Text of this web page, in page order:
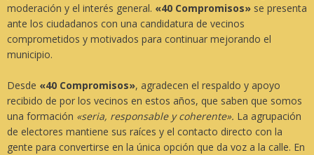
moderación y el interés general. «40 Compromisos» se presenta
ante los ciudadanos con una candidatura de vecinos
comprometidos y motivados para continuar mejorando el
municipio.
Desde «40 Compromisos», agradecen el respaldo y apoyo
recibido de por los vecinos en estos años, que saben que somos
una formación «seria, responsable y coherente». La agrupación
de electores mantiene sus raíces y el contacto directo con la
gente para convertirse en la única opción que da voz a la calle. En